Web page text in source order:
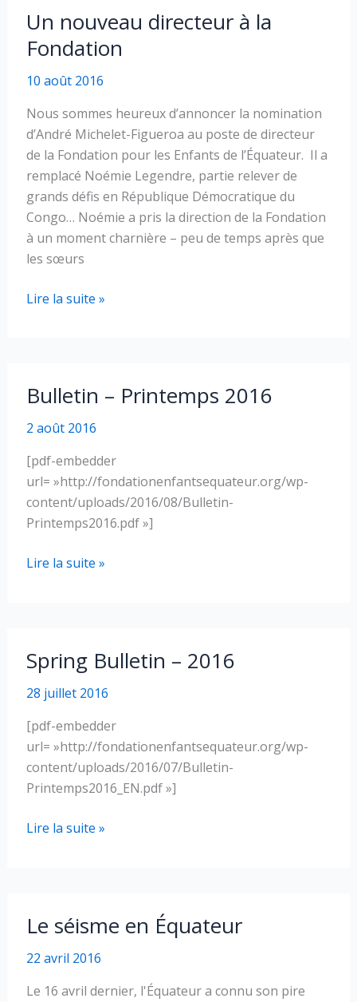
à
Pascuales
Un nouveau directeur à la
Fondation
10 août 2016
Nous sommes heureux d’annoncer la nomination
d’André Michelet-Figueroa au poste de directeur
de la Fondation pour les Enfants de l’Équateur. Il a
remplacé Noémie Legendre, partie relever de
grands défis en République Démocratique du
Congo… Noémie a pris la direction de la Fondation
à un moment charnière – peu de temps après que
les sœurs
Un
Fondation
Lire la suite »
Bulletin – Printemps 2016
2 août 2016
[pdf-embedder
url= »http://fondationenfantsequateur.org/wp-
content/uploads/2016/08/Bulletin-
Printemps2016.pdf »]
Bulletin
Lire la suite »
Spring Bulletin – 2016
28 juillet 2016
[pdf-embedder
url= »http://fondationenfantsequateur.org/wp-
content/uploads/2016/07/Bulletin-
Printemps2016_EN.pdf »]
Spring
Lire la suite »
Le séisme en Équateur
22 avril 2016
Le 16 avril dernier, l'Équateur a connu son pire